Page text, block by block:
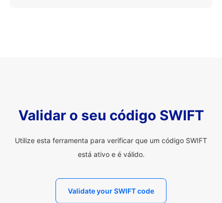
Validar o seu código SWIFT
Utilize esta ferramenta para verificar que um código SWIFT
está ativo e é válido.
Validate your SWIFT code